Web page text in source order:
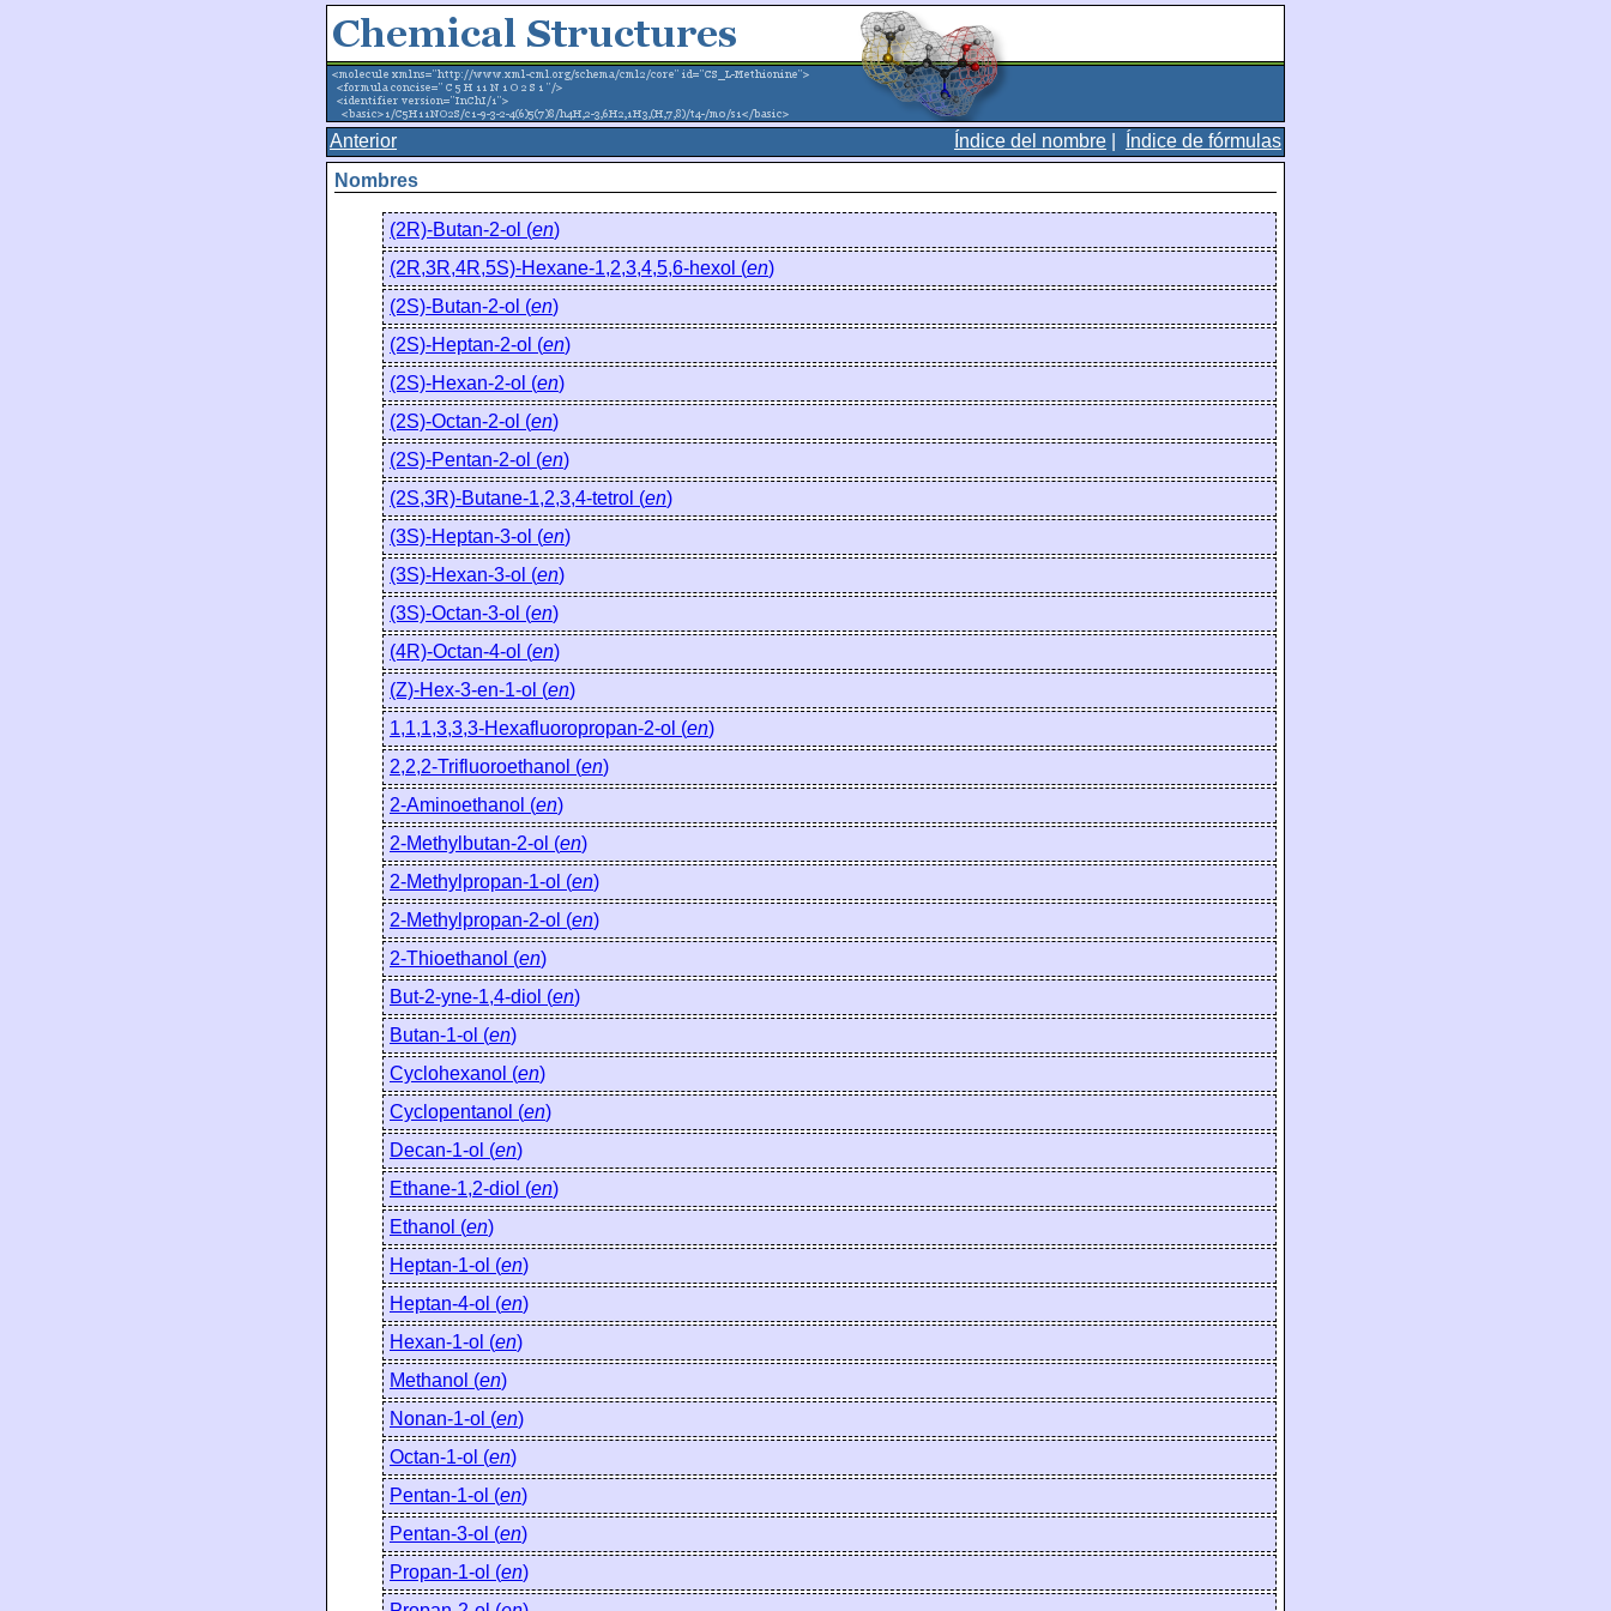
Anterior Índice del nombre
Índice de fórmulas
Nombres
(2R)-Butan-2-ol (en)
(2R,3R,4R,5S)-Hexane-1,2,3,4,5,6-hexol (en)
(2S)-Butan-2-ol (en)
(2S)-Heptan-2-ol (en)
(2S)-Hexan-2-ol (en)
(2S)-Octan-2-ol (en)
(2S)-Pentan-2-ol (en)
(2S,3R)-Butane-1,2,3,4-tetrol (en)
(3S)-Heptan-3-ol (en)
(3S)-Hexan-3-ol (en)
(3S)-Octan-3-ol (en)
(4R)-Octan-4-ol (en)
(Z)-Hex-3-en-1-ol (en)
1,1,1,3,3,3-Hexafluoropropan-2-ol (en)
2,2,2-Trifluoroethanol (en)
2-Aminoethanol (en)
2-Methylbutan-2-ol (en)
2-Methylpropan-1-ol (en)
2-Methylpropan-2-ol (en)
2-Thioethanol (en)
But-2-yne-1,4-diol (en)
Butan-1-ol (en)
Cyclohexanol (en)
Cyclopentanol (en)
Decan-1-ol (en)
Ethane-1,2-diol (en)
Ethanol (en)
Heptan-1-ol (en)
Heptan-4-ol (en)
Hexan-1-ol (en)
Methanol (en)
Nonan-1-ol (en)
Octan-1-ol (en)
Pentan-1-ol (en)
Pentan-3-ol (en)
Propan-1-ol (en)